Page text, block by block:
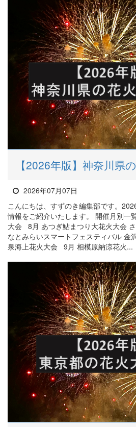
【2026年版】神奈川県
2026年07月07日
こんにちは、すずのき編集部です。
情報をご紹介いたします。 開催月別一
大会 8月 あつぎ鮎まつり大花火大会
なとみらいスマートフェスティバル 金
泉海上花火大会 9月 相模原納涼花火...